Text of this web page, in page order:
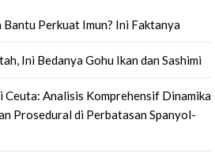
Bantu Perkuat Imun? Ini Faktanya
Ini Bedanya Gohu Ikan dan Sashimi
Ceuta: Analisis Komprehensif Dinamika
Prosedural di Perbatasan Spanyol-